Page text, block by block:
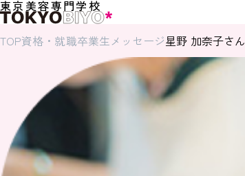
東京美容専門学校
TOP資格・就職卒業生メッセージ星野 加奈子さん